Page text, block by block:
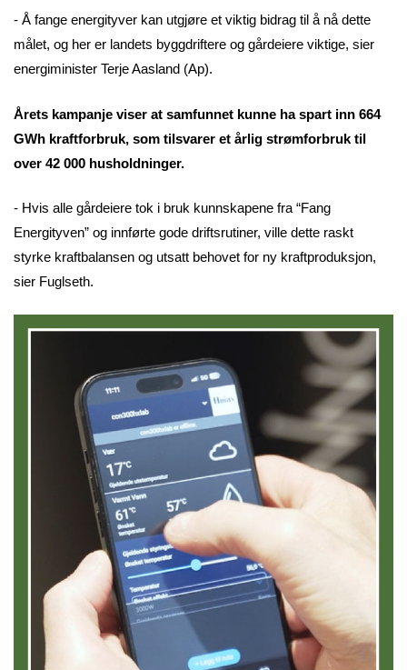
- Å fange energityver kan utgjøre et viktig bidrag til å nå dette
målet, og her er landets byggdriftere og gårdeiere viktige, sier
energiminister Terje Aasland (Ap).
Årets kampanje viser at samfunnet kunne ha spart inn 664
GWh kraftforbruk, som tilsvarer et årlig strømforbruk til
over 42 000 husholdninger.
- Hvis alle gårdeiere tok i bruk kunnskapene fra “Fang
Energityven” og innførte gode driftsrutiner, ville dette raskt
styrke kraftbalansen og utsatt behovet for ny kraftproduksjon,
sier Fuglseth.